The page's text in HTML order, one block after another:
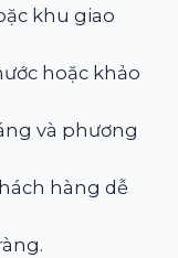
khu giao
hoặc khảo
và phương
hàng dễ